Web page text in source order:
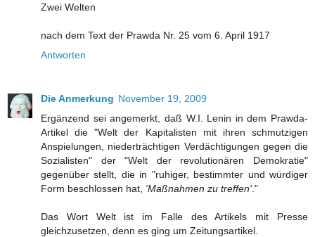
Zwei Welten
nach dem Text der Prawda Nr. 25 vom 6. April 1917
Antworten
Die Anmerkung November 19, 2009
Ergänzend sei angemerkt, daß W.I. Lenin in dem Prawda-
Artikel die "Welt der Kapitalisten mit ihren schmutzigen
Anspielungen, niederträchtigen Verdächtigungen gegen die
Sozialisten" der "Welt der revolutionären Demokratie"
gegenüber stellt, die in "ruhiger, bestimmter und würdiger
Form beschlossen hat, 'Maßnahmen zu treffen' ."
Das Wort Welt ist im Falle des Artikels mit Presse
gleichzusetzen, denn es ging um Zeitungsartikel.